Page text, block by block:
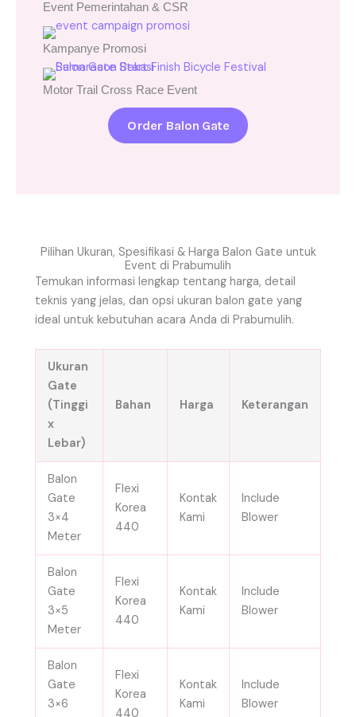
Event Pemerintahan & CSR
Kampanye Promosi
Motor Trail Cross Race Event
Order Balon Gate
Pilihan Ukuran, Spesifikasi & Harga Balon Gate untuk
Event di Prabumulih
Temukan informasi lengkap tentang harga, detail
teknis yang jelas, dan opsi ukuran balon gate yang
ideal untuk kebutuhan acara Anda di Prabumulih.
Ukuran
Gate
(Tinggi
x
Lebar)
Bahan Harga Keterangan
Balon
Gate
3×4
Meter
Flexi
Korea
440
Kontak
Kami
Include
Blower
Balon
Gate
3×5
Meter
Flexi
Korea
440
Kontak
Kami
Include
Blower
Balon
Gate
3×6
Flexi
Korea
440
Kontak
Kami
Include
Blower